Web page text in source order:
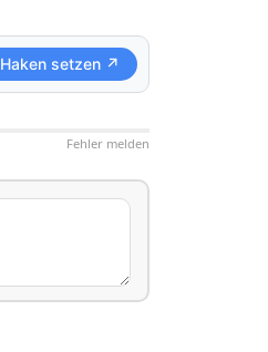
Haken setzen ↗
Fehler melden